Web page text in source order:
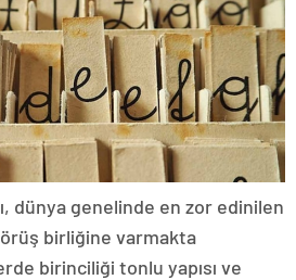
dünya genelinde en zor edinilen
birliğine varmakta
birinciliği tonlu yapısı ve